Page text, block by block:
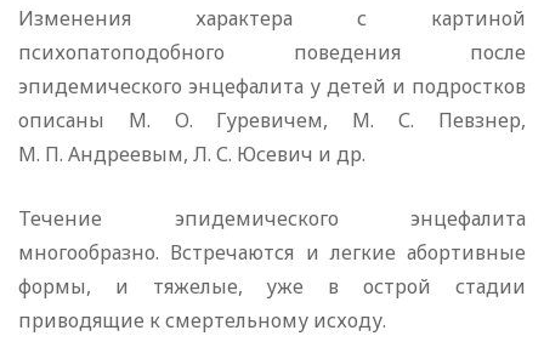
Изменения характера с картиной
психопатоподобного поведения после
эпидемического энцефалита у детей и подростков
описаны М. О. Гуревичем, М. С. Певзнер,
М. П. Андреевым, Л. С. Юсевич и др.
Течение эпидемического энцефалита
многообразно. Встречаются и легкие абортивные
формы, и тяжелые, уже в острой стадии
приводящие к смертельному исходу.